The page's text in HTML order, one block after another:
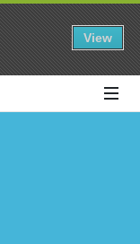
View